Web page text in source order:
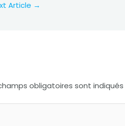
Article →
obligatoires sont